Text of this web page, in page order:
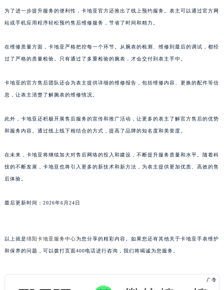
为了进一步提升服务的便利性，卡地亚官方还推出了线上预约服务。表主可以通过官方网
站或手机应用程序轻松预约售后维修服务，节省了时间和精力。
在维修质量方面，卡地亚严格把控每一个环节。从腕表的检测、维修到最后的调试，都经
过了严格的质量检验。只有通过了多重检验的腕表，才会交付到表主手中。
卡地亚的官方售后团队还会为表主提供详细的维修报告，包括维修内容、更换的配件等信
息，让表主清楚了解腕表的维修情况。
此外，卡地亚还积极开展售后服务的宣传和推广活动，让更多的表主了解官方售后的优势
和服务内容。通过线上线下相结合的方式，提高了品牌的知名度和美誉度。
在未来，卡地亚将继续加大对售后网络的投入和建设，不断提升服务质量和水平。随着科
技的不断发展，卡地亚也将引入更多的新技术和新方法，为表主提供更加优质、高效的售
后体验。
最后更新时间：2026年6月24日
以上就是绵阳卡地亚服务中心为您分享的精彩内容。如果您还有其他关于卡地亚手表维护
和保养的问题，可以拨打页面400电话进行咨询，我们将竭诚为您服务。